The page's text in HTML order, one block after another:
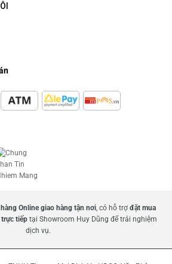
Online giao hàng tận nơi, có hỗ trợ đặt mua
tiếptại Showroom Huy Dũng để trải nghiệm
dịch vụ.